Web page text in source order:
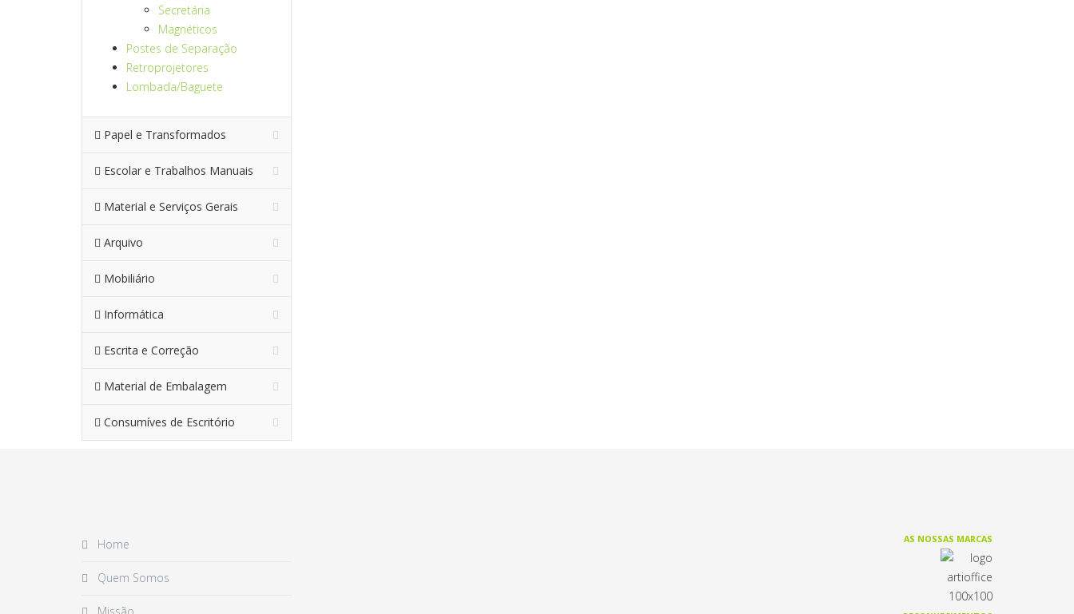
Secretária
Magnéticos
Postes de Separação
Retroprojetores
Lombada/Baguete
Papel e Transformados
Escolar e Trabalhos Manuais
Material e Serviços Gerais
Arquivo
Mobiliário
Informática
Escrita e Correção
Material de Embalagem
Consumíves de Escritório
Home
Quem Somos
AS NOSSAS MARCAS